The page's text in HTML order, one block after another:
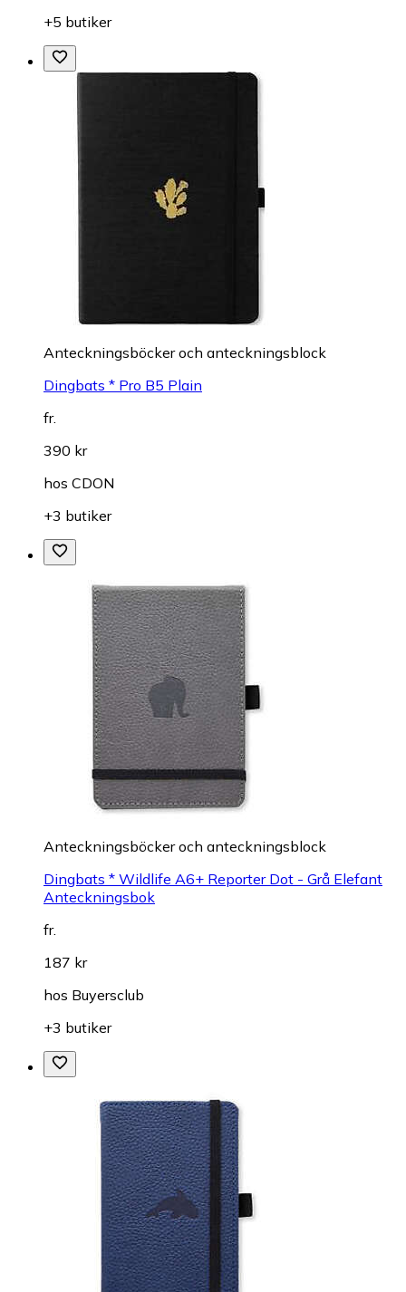
+5 butiker
Anteckningsböcker och anteckningsblock
Dingbats * Pro B5 Plain
fr.
390 kr
hos CDON
+3 butiker
Anteckningsböcker och anteckningsblock
Dingbats * Wildlife A6+ Reporter Dot - Grå Elefant
Anteckningsbok
fr.
187 kr
hos Buyersclub
+3 butiker